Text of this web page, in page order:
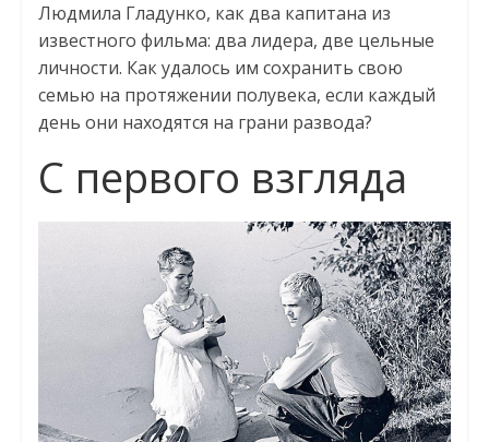
Людмила Гладунко, как два капитана из
известного фильма: два лидера, две цельные
личности. Как удалось им сохранить свою
семью на протяжении полувека, если каждый
день они находятся на грани развода?
С первого взгляда